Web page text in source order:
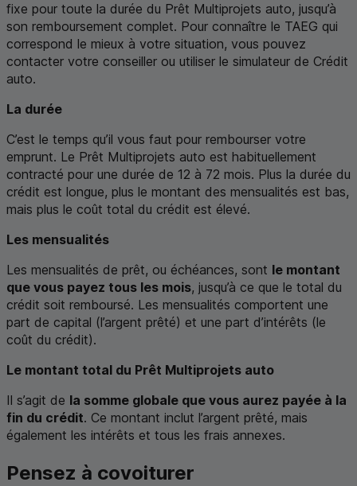
fixe pour toute la durée du Prêt Multiprojets auto, jusqu’à
son remboursement complet. Pour connaître le TAEG qui
correspond le mieux à votre situation, vous pouvez
contacter votre conseiller ou utiliser le simulateur de Crédit
auto.
La durée
C’est le temps qu’il vous faut pour rembourser votre
emprunt. Le Prêt Multiprojets auto est habituellement
contracté pour une durée de 12 à 72 mois. Plus la durée du
crédit est longue, plus le montant des mensualités est bas,
mais plus le coût total du crédit est élevé.
Les mensualités
Les mensualités de prêt, ou échéances, sont le montant
que vous payez tous les mois, jusqu’à ce que le total du
crédit soit remboursé. Les mensualités comportent une
part de capital (l’argent prêté) et une part d’intérêts (le
coût du crédit).
Le montant total du Prêt Multiprojets auto
Il s’agit de la somme globale que vous aurez payée à la
fin du crédit. Ce montant inclut l’argent prêté, mais
également les intérêts et tous les frais annexes.
Pensez à covoiturer